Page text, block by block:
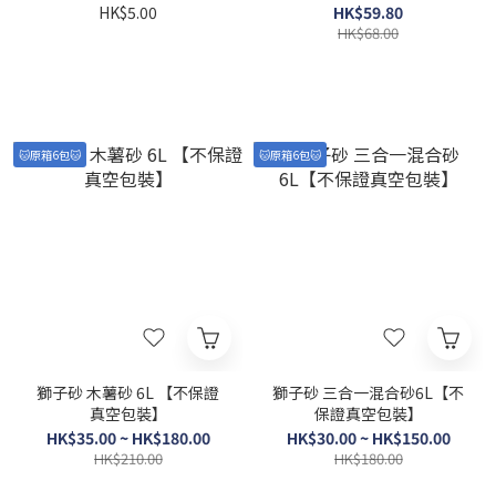
HK$5.00
HK$59.80
HK$68.00
🐱原箱6包🐱
獅子砂 木薯砂 6L 【不保證
真空包裝】
HK$35.00 ~ HK$180.00
HK$210.00
🐱原箱6包🐱
獅子砂 三合一混合砂6L【不
保證真空包裝】
HK$30.00 ~ HK$150.00
HK$180.00